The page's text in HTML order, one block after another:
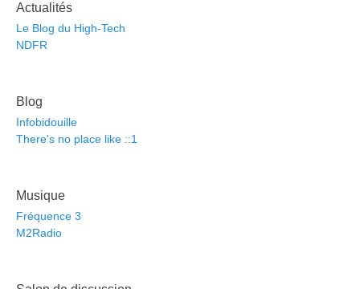
Actualités
Le Blog du High-Tech
NDFR
Blog
Infobidouille
There's no place like ::1
Musique
Fréquence 3
M2Radio